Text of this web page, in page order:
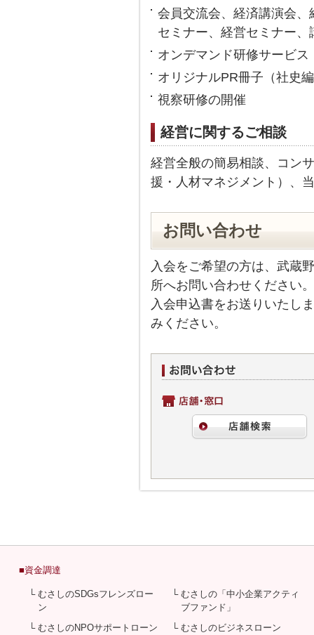
会員交流会、経済講演会
セミナー、経営セミナー、
オンデマンド研修サービス
オリジナルPR冊子（社史
視察研修の開催
経営に関するご相談
経営全般の簡易相談、コン
援・人材マネジメント）、
お問い合わせ
入会をご希望の方は、武蔵
所へお問い合わせください。
入会申込書をお送りいたし
みください。
■資金調達
└ むさしのSDGsフレンズロー
ン
└ むさしのNPOサポートローン
└ むさしの「中小企業アクティ
ブファンド」
└ むさしのビジネスローン